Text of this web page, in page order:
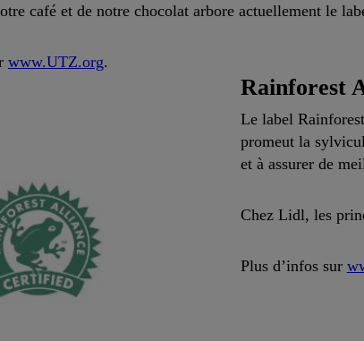
café et de notre chocolat arbore actuellement le
www.UTZ.org.
Rainforest
Le label
promeut la
et à assurer de
Chez Lidl, les
Plus d’infos sur